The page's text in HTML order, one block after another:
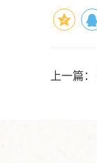
上一篇：